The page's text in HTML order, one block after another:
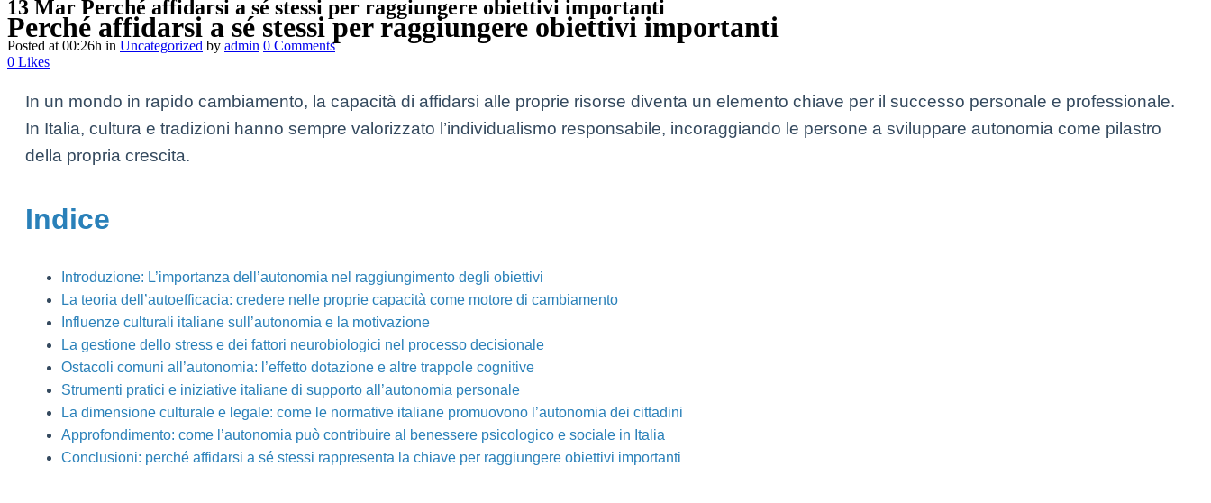
Perché affidarsi a sé stessi per raggiungere obiettivi importanti
13 Mar Perché affidarsi a sé stessi per raggiungere obiettivi importanti
Posted at 00:26h in Uncategorized by admin 0 Comments
0 Likes
In un mondo in rapido cambiamento, la capacità di affidarsi alle proprie risorse diventa un elemento chiave per il successo personale e professionale.
In Italia, cultura e tradizioni hanno sempre valorizzato l’individualismo responsabile, incoraggiando le persone a sviluppare autonomia come pilastro
della propria crescita.
Indice
Introduzione: L’importanza dell’autonomia nel raggiungimento degli obiettivi
La teoria dell’autoefficacia: credere nelle proprie capacità come motore di cambiamento
Influenze culturali italiane sull’autonomia e la motivazione
La gestione dello stress e dei fattori neurobiologici nel processo decisionale
Ostacoli comuni all’autonomia: l’effetto dotazione e altre trappole cognitive
Strumenti pratici e iniziative italiane di supporto all’autonomia personale
La dimensione culturale e legale: come le normative italiane promuovono l’autonomia dei cittadini
Approfondimento: come l’autonomia può contribuire al benessere psicologico e sociale in Italia
Conclusioni: perché affidarsi a sé stessi rappresenta la chiave per raggiungere obiettivi importanti